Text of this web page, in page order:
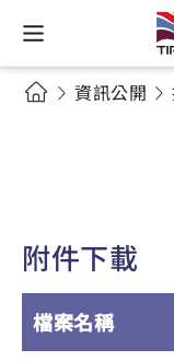
資訊公開
附件下載
檔案名稱